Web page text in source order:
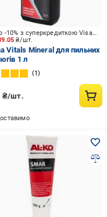
₴/шт.
До -10% з суперкредиткою Visa Вигода
Vitals Mineral для пильних
1 л
1
₴/шт.